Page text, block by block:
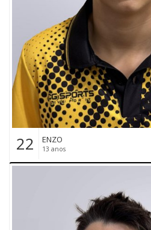
22 ENZO
13 anos